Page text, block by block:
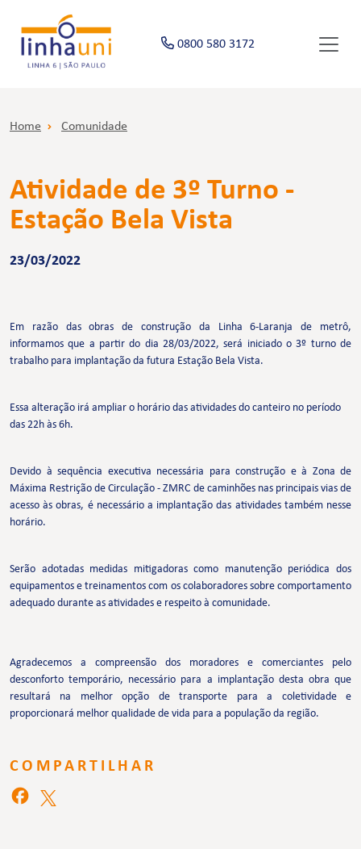
0800 580 3172
Home Comunidade
Atividade de 3º Turno -
Estação Bela Vista
23/03/2022
Em razão das obras de construção da Linha 6-Laranja de metrô,
informamos que a partir do dia 28/03/2022, será iniciado o 3º turno de
trabalho para implantação da futura Estação Bela Vista.
Essa alteração irá ampliar o horário das atividades do canteiro no período
das 22h às 6h.
Devido à sequência executiva necessária para construção e à Zona de
Máxima Restrição de Circulação - ZMRC de caminhões nas principais vias de
acesso às obras, é necessário a implantação das atividades também nesse
horário.
Serão adotadas medidas mitigadoras como manutenção periódica dos
equipamentos e treinamentos com os colaboradores sobre comportamento
adequado durante as atividades e respeito à comunidade.
Agradecemos a compreensão dos moradores e comerciantes pelo
desconforto temporário, necessário para a implantação desta obra que
resultará na melhor opção de transporte para a coletividade e
proporcionará melhor qualidade de vida para a população da região.
COMPARTILHAR